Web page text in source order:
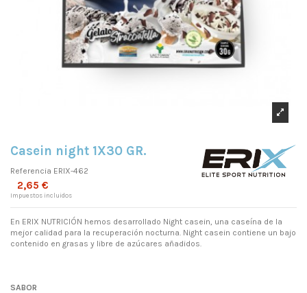
Casein night 1X30 GR.
Referencia ERIX-462
2,65 €
Impuestos incluidos
En ERIX NUTRICIÓN hemos desarrollado Night casein, una caseína de la
mejor calidad para la recuperación nocturna. Night casein contiene un bajo
contenido en grasas y libre de azúcares añadidos.
SABOR